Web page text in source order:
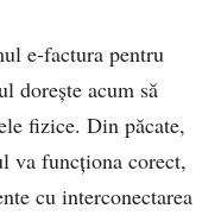
e-factura pentru
dorește acum să
fizice. Din păcate,
va funcționa corect,
cu interconectarea